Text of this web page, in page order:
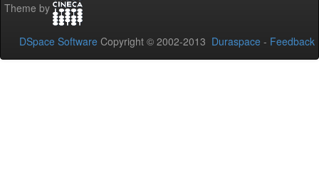
Theme by
DSpace Software Copyright © 2002-2013 Duraspace - Feedback